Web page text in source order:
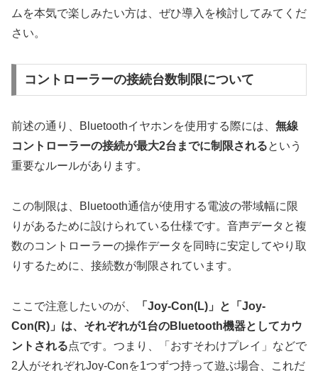
ムを本気で楽しみたい方は、ぜひ導入を検討してみてくだ
さい。
コントローラーの接続台数制限について
前述の通り、Bluetoothイヤホンを使用する際には、 無線
コントローラーの接続が最大2台までに制限されるという
重要なルールがあります。
この制限は、Bluetooth通信が使用する電波の帯域幅に限
りがあるために設けられている仕様です。音声データと複
数のコントローラーの操作データを同時に安定してやり取
りするために、接続数が制限されています。
ここで注意したいのが、
「Joy-Con(L)」と「Joy-
Con(R)」は、それぞれが1台のBluetooth機器としてカウ
ントされる点です。つまり、「おすそわけプレイ」などで
2人がそれぞれJoy-Conを1つずつ持って遊ぶ場合、これだ